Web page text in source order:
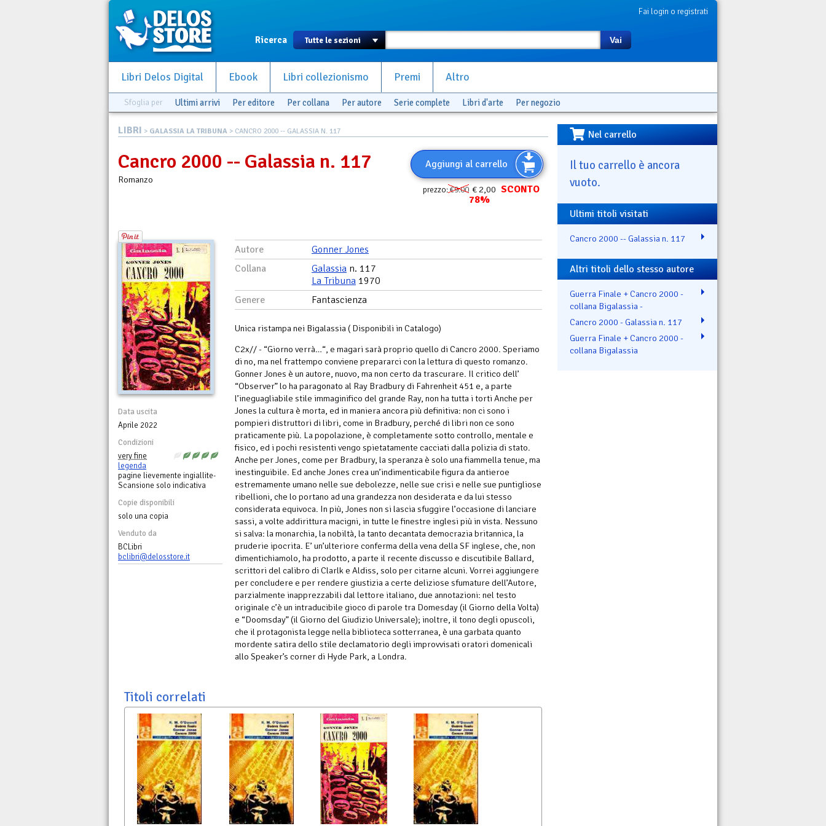
Fai login o registrati
Ricerca Vai
Libri Delos Digital Ebook Libri collezionismo Premi Altro
Sfoglia per Ultimi arrivi Per editore Per collana Per autore Serie complete Libri d'arte Per negozio
LIBRI > GALASSIA LA TRIBUNA > CANCRO 2000 -- GALASSIA N. 117
Aggiungi al carrello
prezzo:€9.00 € 2,00 SCONTO
78%
Cancro 2000 -- Galassia n. 117
Romanzo
Data uscita
Aprile 2022
Condizioni
very fine
legenda
pagine lievemente ingiallite-
Scansione solo indicativa
Copie disponibili
solo una copia
Venduto da
BCLibri
bclibri@delosstore.it
Autore
Gonner Jones
Collana
Galassia n. 117
La Tribuna 1970
Genere
Fantascienza
Unica ristampa nei Bigalassia ( Disponibili in Catalogo)
C2x// - “Giorno verrà…“, e magari sarà proprio quello di Cancro 2000. Speriamo
di no, ma nel frattempo conviene prepararci con la lettura di questo romanzo.
Gonner Jones è un autore, nuovo, ma non certo da trascurare. Il critico dell’
“Observer” lo ha paragonato al Ray Bradbury di Fahrenheit 451 e, a parte
l’ineguagliabile stile immaginifico del grande Ray, non ha tutta i torti Anche per
Jones la cultura è morta, ed in maniera ancora più definitiva: non ci sono i
pompieri distruttori di libri, come in Bradbury, perché di libri non ce sono
praticamente più. La popolazione, è completamente sotto controllo, mentale e
fisico, ed i pochi resistenti vengo spietatamente cacciati dalla polizia di stato.
Anche per Jones, come per Bradbury, la speranza è solo una fiammella tenue, ma
inestinguibile. Ed anche Jones crea un’indimenticabile figura da antieroe
estremamente umano nelle sue debolezze, nelle sue crisi e nelle sue puntigliose
ribellioni, che lo portano ad una grandezza non desiderata e da lui stesso
considerata equivoca. In più, Jones non si lascia sfuggire l’occasione di lanciare
sassi, a volte addirittura macigni, in tutte le finestre inglesi più in vista. Nessuno
si salva: la monarchia, la nobiltà, la tanto decantata democrazia britannica, la
pruderie ipocrita. E’ un’ulteriore conferma della vena della SF inglese, che, non
dimentichiamolo, ha prodotto, a parte il recente discusso e discutibile Ballard,
scrittori del calibro di Clarlk e Aldiss, solo per citarne alcuni. Vorrei aggiungere
per concludere e per rendere giustizia a certe deliziose sfumature dell’Autore,
parzialmente inapprezzabili dal lettore italiano, due annotazioni: nel testo
originale c’è un intraducibile gioco di parole tra Domesday (il Giorno della Volta)
e “Doomsday” (il Giorno del Giudizio Universale); inoltre, il tono degli opuscoli,
che il protagonista legge nella biblioteca sotterranea, è una garbata quanto
mordente satira dello stile declamatorio degli improvvisati oratori domenicali
allo Speaker’s corner di Hyde Park, a Londra.
Titoli correlati
Nel carrello
Il tuo carrello è ancora
vuoto.
Ultimi titoli visitati
Cancro 2000 -- Galassia n. 117
Altri titoli dello stesso autore
Guerra Finale + Cancro 2000 -
collana Bigalassia -
Cancro 2000 - Galassia n. 117
Guerra Finale + Cancro 2000 -
collana Bigalassia